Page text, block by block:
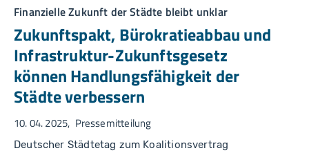
Finanzielle Zukunft der Städte bleibt unklar
Zukunftspakt, Bürokratieabbau und
Infrastruktur-Zukunftsgesetz
können Handlungsfähigkeit der
Städte verbessern
10. 04. 2025 Pressemitteilung
Deutscher Städtetag zum Koalitionsvertrag